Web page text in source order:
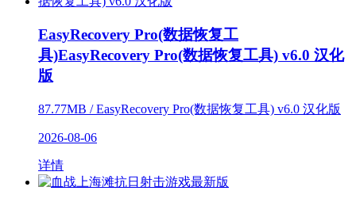
EasyRecovery Pro(数据恢复工
具)EasyRecovery Pro(数据恢复工具) v6.0 汉化
版
87.77MB / EasyRecovery Pro(数据恢复工具) v6.0 汉化版
2026-08-06
详情